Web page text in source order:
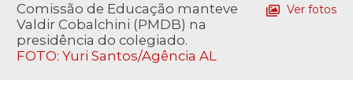
Comissão de Educação manteve
Valdir Cobalchini (PMDB) na
presidência do colegiado.
FOTO: Yuri Santos/Agência AL
Ver fotos